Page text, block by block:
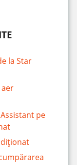
la Star
pe